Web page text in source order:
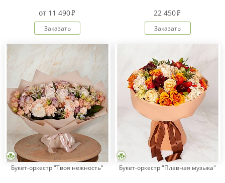
от 11 490
Заказать
22 450
Заказать
Букет-оркестр "Твоя нежность" Букет-оркестр "Плавная музыка"